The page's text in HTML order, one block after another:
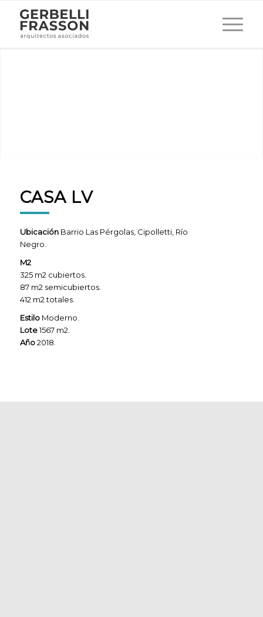
CASA LV
UbicaciónBarrio Las Pérgolas, Cipolletti, Río
Negro.
M2
325 m2 cubiertos.
87 m2 semicubiertos.
412 m2 totales.
EstiloModerno.
Lote1567 m2.
Año2018.